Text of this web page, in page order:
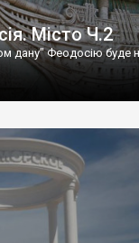
Місто Ч.2
дану" Феодосію буде